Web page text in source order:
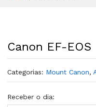
Canon EF-EOS
Categorias: Mount Canon,
Receber o dia: